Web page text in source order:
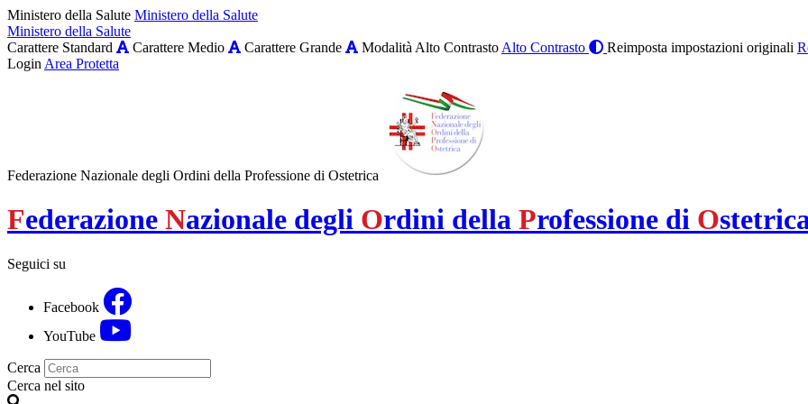
Ministero della Salute Ministero della Salute
Ministero della Salute
Carattere Standard
Carattere Medio Carattere Grande Modalità Alto Contrasto Alto Contrasto Reimposta impostazioni originali
Login Area Protetta
Federazione Nazionale degli Ordini della Professione di Ostetrica
Federazione Nazionale degli Ordini della Professione di O
Seguici su
Facebook
YouTube
Cerca
Cerca nel sito